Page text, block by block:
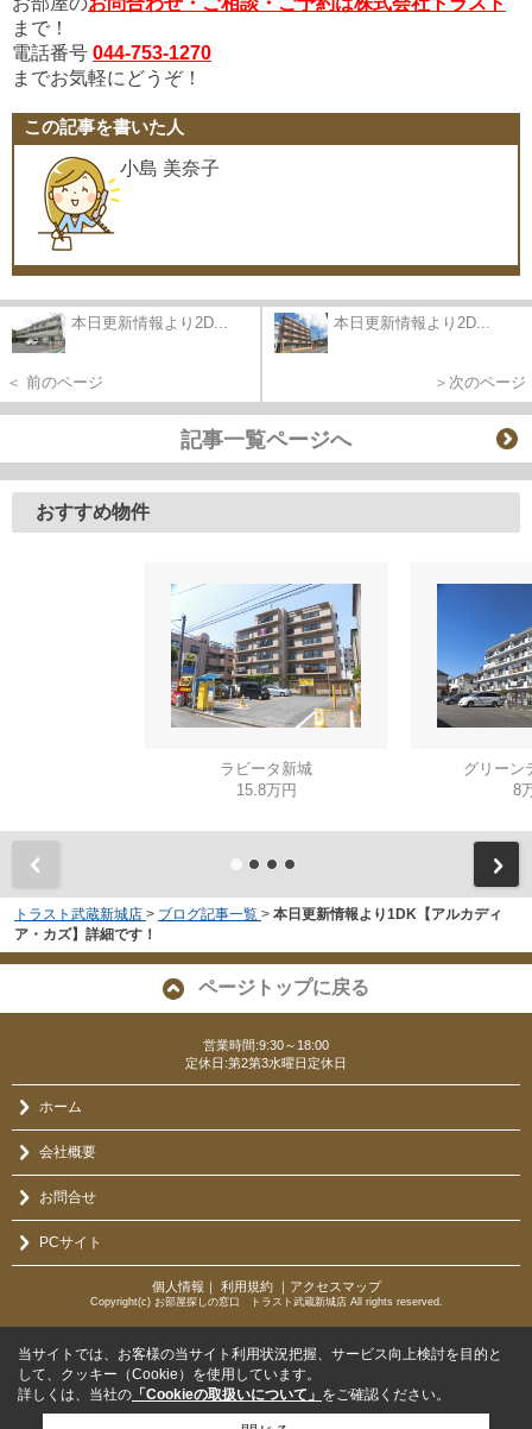
まで！
電話番号 044-753-1270
までお気軽にどうぞ！
この記事を書いた人
小島 美奈子
本日更新情報より2D...
＜ 前のページ
本日更新情報より2D...
＞次のページ
記事一覧ページへ
おすすめ物件
ラビータ新城
15.8万円
グリーン
8
トラスト武蔵新城店 > ブログ記事一覧 > 本日更新情報より1DK【アルカディ
ア・カズ】詳細です！
ページトップに戻る
営業時間:9:30～18:00
定休日:第2第3水曜日定休日
ホーム
会社概要
お問合せ
PCサイト
個人情報 ｜ 利用規約｜ アクセスマップ
Copyright(c) お部屋探しの窓口 トラスト武蔵新城店 All rights reserved.
当サイトでは、お客様の当サイト利用状況把握、サービス向上検討を目的と
して、クッキー（Cookie）を使用しています。
詳しくは、当社の 「Cookieの取扱いについて」 をご確認ください。